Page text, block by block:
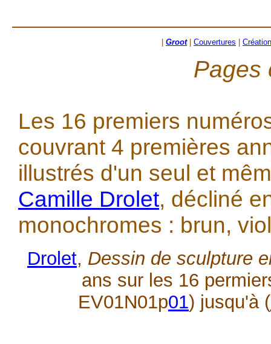
Groot| Couvertures
Pages
Les 16 premiers
couvrant 4 premières
illustrés d'un seul et
Camille Drolet, décliné
monochromes : brun,
Drolet, Dessin de sculpture
ans sur les 16
EV01N01p01) jusqu'à (